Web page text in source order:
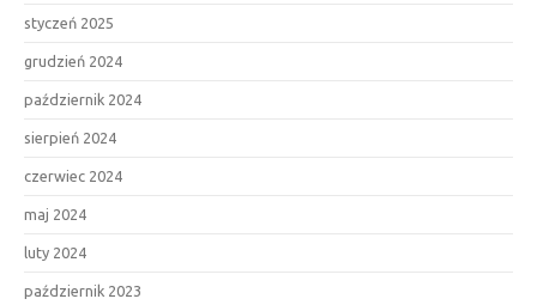
styczeń 2025
grudzień 2024
październik 2024
sierpień 2024
czerwiec 2024
maj 2024
luty 2024
październik 2023